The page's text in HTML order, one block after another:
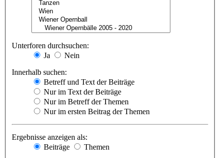
Unterforen durchsuchen:
Ja
Nein
Innerhalb suchen:
Betreff und Text der Beiträge
Nur im Text der Beiträge
Nur im Betreff der Themen
Nur im ersten Beitrag der Themen
Ergebnisse anzeigen als:
Beiträge
Themen